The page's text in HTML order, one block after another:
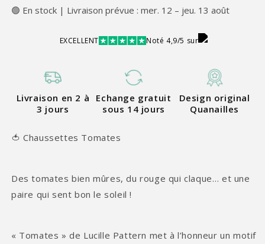
🟢 En stock | Livraison prévue : mer. 12 – jeu. 13 août
EXCELLENT Noté 4,9/5 sur
Livraison en 2 à
3 jours
Echange gratuit
sous 14 jours
Design original
Quanailles
🍅 Chaussettes Tomates
Des tomates bien mûres, du rouge qui claque… et une
paire qui sent bon le soleil !
« Tomates » de Lucille Pattern met à l’honneur un motif